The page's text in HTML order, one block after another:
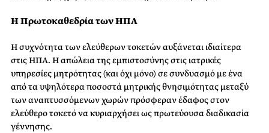
Η Πρωτοκαθεδρία των ΗΠΑ
Η συχνότητα των ελεύθερων τοκετών αυξάνεται ιδιαίτερα
στις ΗΠΑ. Η απώλεια της εμπιστοσύνης στις ιατρικές
υπηρεσίες μητρότητας (και όχι μόνο) σε συνδυασμό με ένα
από τα υψηλότερα ποσοστά μητρικής θνησιμότητας μεταξύ
των αναπτυσσόμενων χωρών πρόσφεραν έδαφος στον
ελεύθερο τοκετό να κυριαρχήσει ως πρωτεύουσα διαδικασία
γέννησης.